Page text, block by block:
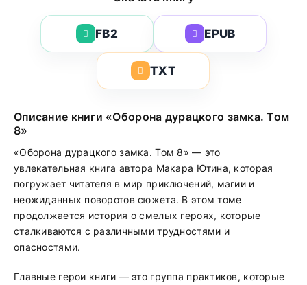
FB2 EPUB
TXT
Описание книги «Оборона дурацкого замка. Том
8»
«Оборона дурацкого замка. Том 8» — это
увлекательная книга автора Макара Ютина, которая
погружает читателя в мир приключений, магии и
неожиданных поворотов сюжета. В этом томе
продолжается история о смелых героях, которые
сталкиваются с различными трудностями и
опасностями.
Главные герои книги — это группа практиков, которые